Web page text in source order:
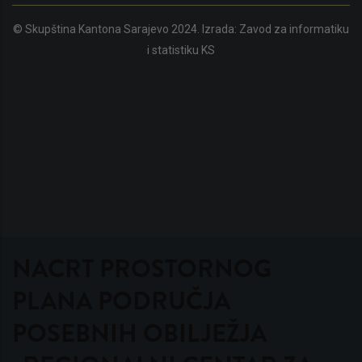
© Skupština Kantona Sarajevo 2024. Izrada: Zavod za informatiku
i statistiku KS